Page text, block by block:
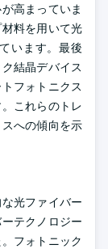
高まっていま
料を用いて光
います。最後
結晶デバイス
フォトニクス
これらのトレ
への傾向を示
光ファイバー
テクノロジー
フォトニック